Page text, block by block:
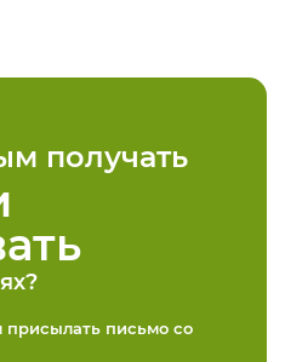
получать
письмо со